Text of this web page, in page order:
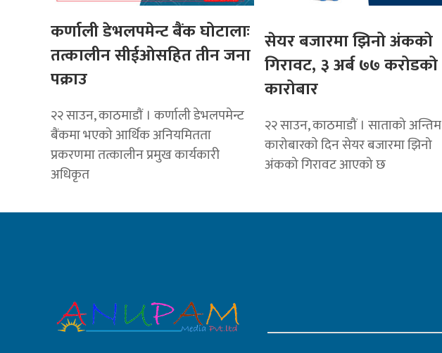
कर्णाली डेभलपमेन्ट बैंक घोटालाः
तत्कालीन सीईओसहित तीन जना
पक्राउ
२२ साउन, काठमाडाैं । कर्णाली डेभलपमेन्ट
बैंकमा भएको आर्थिक अनियमितता
प्रकरणमा तत्कालीन प्रमुख कार्यकारी
अधिकृत
सेयर बजारमा झिनो अंकको
गिरावट, ३ अर्ब ७७ करोडको
कारोबार
२२ साउन, काठमाडौं । साताको अन्तिम
कारोबारकाे दिन सेयर बजारमा झिनो
अंकको गिरावट आएको छ